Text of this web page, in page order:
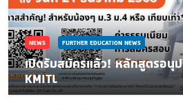
NEWS FURTHER EDUCATION NEWS
เปิดรับสมัครแล้ว! หลักสูตรอนุ
KMITL